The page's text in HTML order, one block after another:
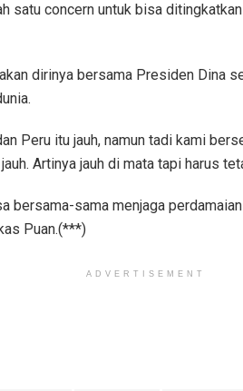
satu concern untuk bisa
dirinya bersama Presiden Dina
Peru itu jauh, namun tadi kami
Artinya jauh di mata tapi harus
bersama-sama menjaga
Puan.(***)
ADVERTISEMENT